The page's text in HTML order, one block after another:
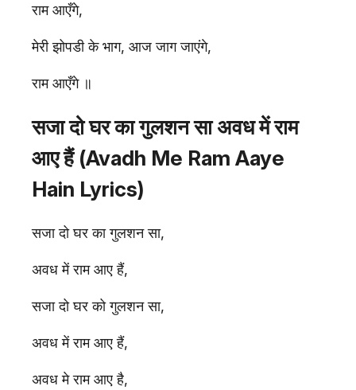
राम आएँगे,
मेरी झोपडी के भाग, आज जाग जाएंगे,
राम आएँगे ॥
सजा दो घर का गुलशन सा अवध में राम
आए हैं (Avadh Me Ram Aaye
Hain Lyrics)
सजा दो घर का गुलशन सा,
अवध में राम आए हैं,
सजा दो घर को गुलशन सा,
अवध में राम आए हैं,
अवध मे राम आए है,